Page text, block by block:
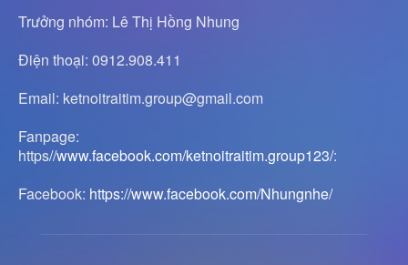
Trưởng nhóm: Lê Thị Hồng Nhung
Điện thoại: 0912.908.411
Email: ketnoitraitim.group@gmail.com
Fanpage:
https//www.facebook.com/ketnoitraitim.group123/:
Facebook: https://www.facebook.com/Nhungnhe/